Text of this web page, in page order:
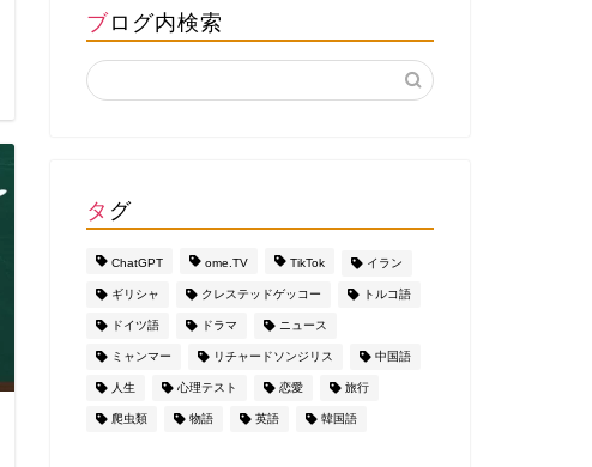
ブログ内検索
タグ
ChatGPT ome.TV TikTok イラン
ギリシャ クレステッドゲッコー トルコ語
ドイツ語 ドラマ ニュース
ミャンマー リチャードソンジリス 中国語
人生 心理テスト 恋愛 旅行
爬虫類 物語 英語 韓国語